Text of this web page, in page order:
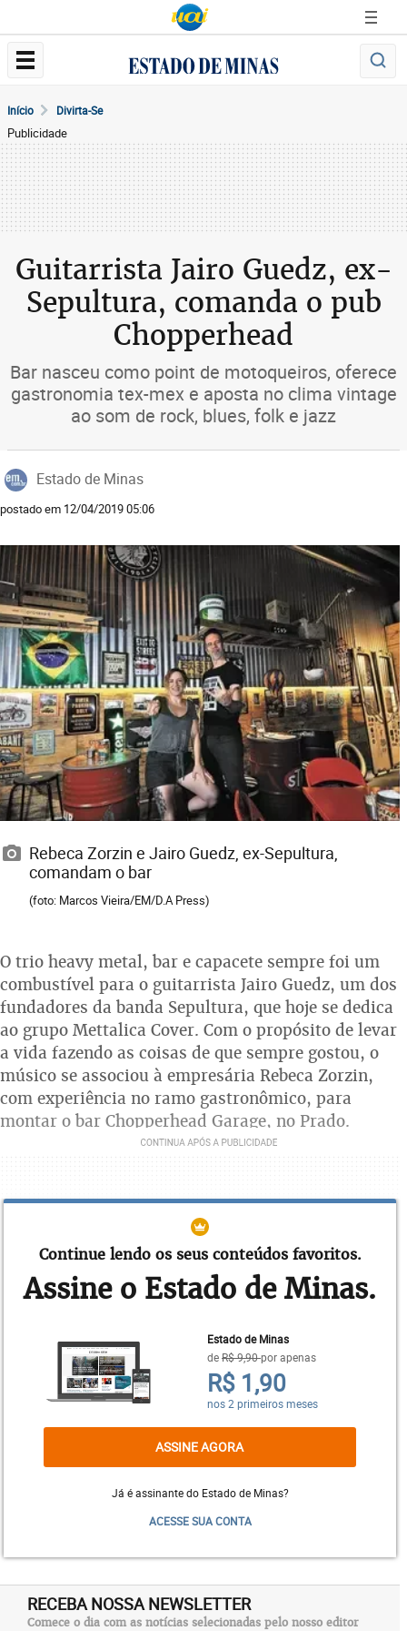
Início Divirta-Se
Publicidade
Guitarrista Jairo Guedz, ex-
Sepultura, comanda o pub
Chopperhead
Bar nasceu como point de motoqueiros, oferece
gastronomia tex-mex e aposta no clima vintage
ao som de rock, blues, folk e jazz
Estado de Minas
postado em 12/04/2019 05:06
Rebeca Zorzin e Jairo Guedz, ex-Sepultura,
comandam o bar
(foto: Marcos Vieira/EM/D.A Press)
O trio heavy metal, bar e capacete sempre foi um
combustível para o guitarrista Jairo Guedz, um dos
fundadores da banda Sepultura, que hoje se dedica
ao grupo Mettalica Cover. Com o propósito de levar
a vida fazendo as coisas de que sempre gostou, o
músico se associou à empresária Rebeca Zorzin,
com experiência no ramo gastronômico, para
montar o bar Chopperhead Garage, no Prado.
“Tudo começou como um ponto para motociclistas
e apaixonados por esse universo. Com o tempo,
bar pela qualidade das cervejas artesanais e do
menu tex-mex, além do visual despojado e
O Chopperhead Garage é um pub com cara de
Continue lendo os seus conteúdos favoritos.
Assine o Estado de Minas.
Estado de Minas
deR$ 9,90por apenas
R$ 1,90
nos 2 primeiros meses
ASSINE AGORA
Já é assinante do Estado de Minas?
ACESSE SUA CONTA
RECEBA NOSSA NEWSLETTER
Comece o dia com as notícias selecionadas pelo nosso editor